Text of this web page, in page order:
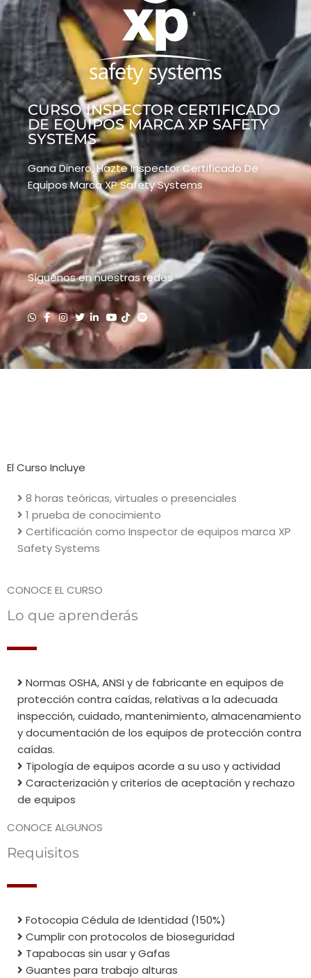
CURSO INSPECTOR CERTIFICADO
DE EQUIPOS MARCA XP SAFETY
SYSTEMS
Gana Dinero, Hazte Inspector Certificado De
Equipos Marca XP Safety Systems
Síguenos en nuestras redes
CONOCE EL CURSO
Lo que aprenderás
Normas OSHA, ANSI y de fabricante en equipos de
protección contra caídas, relativas a la adecuada
inspección, cuidado, mantenimiento, almacenamiento
y documentación de los equipos de protección contra
caídas.
Tipología de equipos acorde a su uso y actividad
Caracterización y criterios de aceptación y rechazo
de equipos
CONOCE ALGUNOS
Requisitos
Fotocopia Cédula de Identidad (150%)
Cumplir con protocolos de bioseguridad
Tapabocas sin usar y Gafas
Guantes para trabajo alturas
El Curso Incluye
8 horas teóricas, virtuales o presenciales
1 prueba de conocimiento
Certificación como Inspector de equipos marca XP
Safety Systems